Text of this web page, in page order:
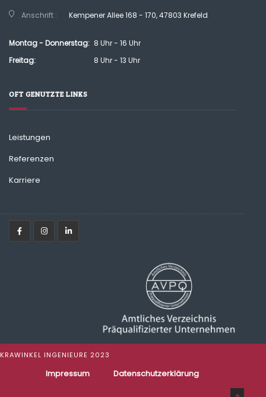
Anschrift : Kempener Allee 168 - 170, 47803 Krefeld
Montag - Donnerstag: 8 Uhr - 16 Uhr
Freitag:
8 Uhr - 13 Uhr
OFT GENUTZTE LINKS
Leistungen
Referenzen
Karriere
KRAWINKEL INGENIEURE 2023
Impressum Datenschutzerklärung